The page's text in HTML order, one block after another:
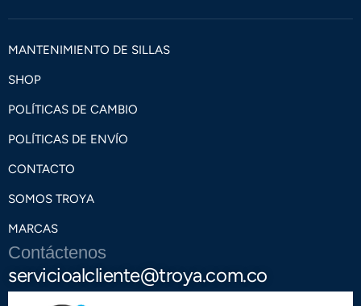
MANTENIMIENTO DE SILLAS
SHOP
POLÍTICAS DE CAMBIO
POLÍTICAS DE ENVÍO
CONTACTO
SOMOS TROYA
MARCAS
Contáctenos
servicioalcliente@troya.com.co